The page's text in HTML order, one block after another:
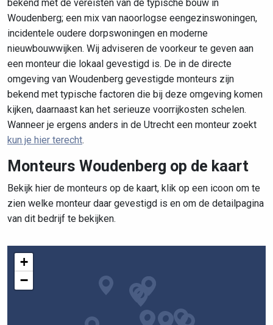
bekend met de vereisten van de typische bouw in
Woudenberg; een mix van naoorlogse eengezinswoningen,
incidentele oudere dorpswoningen en moderne
nieuwbouwwijken. Wij adviseren de voorkeur te geven aan
een monteur die lokaal gevestigd is. De in de directe
omgeving van Woudenberg gevestigde monteurs zijn
bekend met typische factoren die bij deze omgeving komen
kijken, daarnaast kan het serieuze voorrijkosten schelen.
Wanneer je ergens anders in de Utrecht een monteur zoekt
kun je hier terecht.
Monteurs Woudenberg op de kaart
Bekijk hier de monteurs op de kaart, klik op een icoon om te
zien welke monteur daar gevestigd is en om de detailpagina
van dit bedrijf te bekijken.
+
−